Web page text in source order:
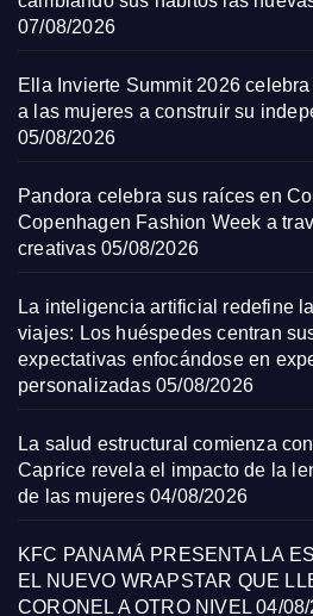
07/08/2026
Ella Invierte Summit 2026
a las mujeres a construir su
05/08/2026
Pandora celebra sus raíces en
Copenhagen Fashion Week a
creativas 05/08/2026
La inteligencia artificial redefine
viajes: Los huéspedes centran
expectativas enfocándose en
personalizadas 05/08/2026
La salud estructural comienza
Caprice revela el impacto de la
de las mujeres 04/08/2026
KFC PANAMÁ PRESENTA LA
EL NUEVO WRAPSTAR QUE
CORONEL A OTRO NIVEL 04/